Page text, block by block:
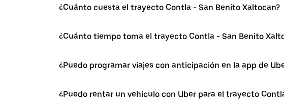
¿Cuánto cuesta el trayecto Contla - San Benito Xaltocan?
¿Cuánto tiempo toma el trayecto Contla - San Benito
¿Puedo programar viajes con anticipación en la app de
¿Puedo rentar un vehículo con Uber para el trayecto